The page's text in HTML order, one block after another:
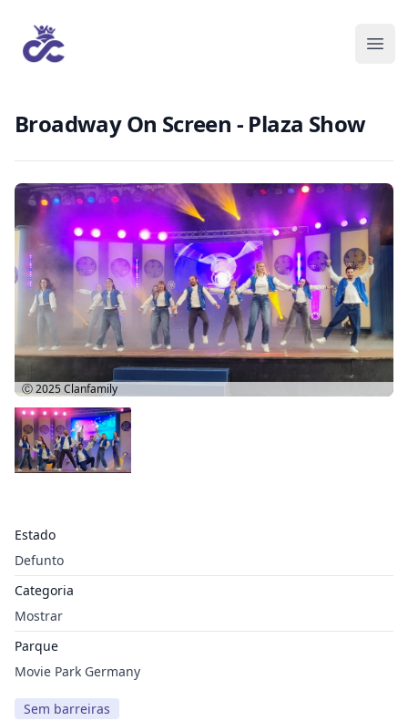
Broadway On Screen - Plaza Show
Estado
Defunto
Categoria
Mostrar
Parque
Movie Park Germany
Sem barreiras
Ⓒ 2025Clanfamily